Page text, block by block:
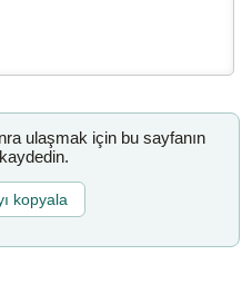
ulaşmak için bu sayfanın
kopyala